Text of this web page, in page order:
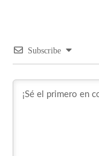
Subscribe